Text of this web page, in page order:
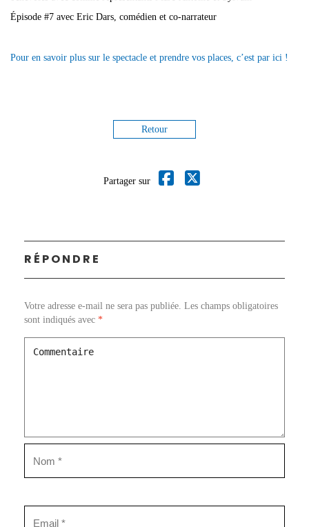
Épisode #7 avec Eric Dars, comédien et co-narrateur
Pour en savoir plus sur le spectacle et prendre vos places, c’est par ici !
Retour
Partager sur
RÉPONDRE
Votre adresse e-mail ne sera pas publiée. Les champs obligatoires
sont indiqués avec *